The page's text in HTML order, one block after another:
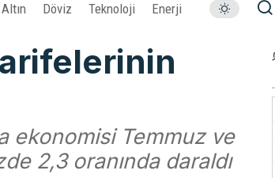
Altın Döviz Teknoloji Enerji
ekonomisi Temmuz ve
2,3 oranında daraldı